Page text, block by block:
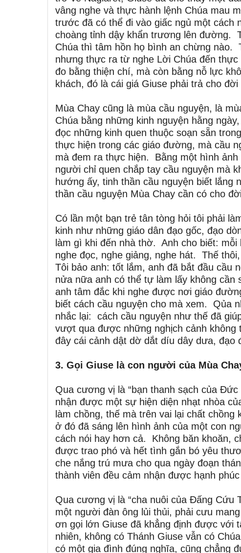
vâng nghe và thực hành lệnh Chúa mau
trước đã có thể đi vào giấc ngủ một cách
choàng tỉnh dậy khẩn trương lên đường.
Chúa thì tâm hồn họ bình an chừng
nhưng thực ra từ nghe Lời Chúa đến
đo bằng thiện chí, mà còn bằng nỗ lực
khách, đó là cái giá Giuse phải trả cho
Mùa Chay cũng là mùa cầu nguyện, là
Chúa bằng những kinh nguyện hằng
đọc những kinh quen thuộc soạn sẵn
thực hiện trong các giáo đường, mà cầu
mà đem ra thực hiện. Bằng một hình
người chỉ quen chắp tay cầu nguyện mà
hướng ấy, tinh thần cầu nguyện biết lắng
thần cầu nguyện Mùa Chay cần có cho
Có lần một bạn trẻ tân tòng hỏi tôi phải
kinh như những giáo dân đạo gốc, đạo
làm gì khi đến nhà thờ. Anh cho biết:
nghe đọc, nghe giảng, nghe hát. Thế
Tôi bảo anh: tốt lắm, anh đã bắt đầu cầu
nửa nữa anh có thể tự làm lấy không
anh tâm đắc khi nghe được nơi giáo
biết cách cầu nguyện cho mà xem. Qủa
nhắc lại: cách cầu nguyện như thế đã
vượt qua được những nghịch cảnh không
đây cái cảnh dật dờ dắt díu dây dưa, đạo
3. Gọi Giuse là con người của Mùa
Qua cương vị là “bạn thanh sạch của
nhận được một sự hiện diện nhạt nhòa
làm chồng, thế mà trên vai lại chất
ở đó đã sáng lên hình ảnh của một con
cách nói hay hơn cả. Không băn khoăn,
được trao phó và hết tình gắn bó yêu
che nắng trú mưa cho qua ngày đoạn
thành viên đều cảm nhận được hạnh
Qua cương vị là “cha nuôi của Đấng Cứu
một người đàn ông lủi thủi, phải cưu
ơn gọi lớn Giuse đã khẳng định được với
nhiên, không có Thánh Giuse vẫn có
có một gia đình đúng nghĩa, cũng chẳng